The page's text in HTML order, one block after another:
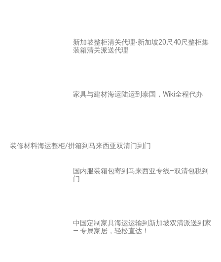
新加坡整柜清关代理-新加坡20尺40尺整柜集
装箱清关派送代理
家具与建材海运陆运到泰国，Wiki全程代办
装修材料海运整柜/拼箱到马来西亚双清门到门
国内服装箱包寄到马来西亚专线–双清包税到
门
中国定制家具海运运输到新加坡双清派送到家
— 专属家居，轻松直达！